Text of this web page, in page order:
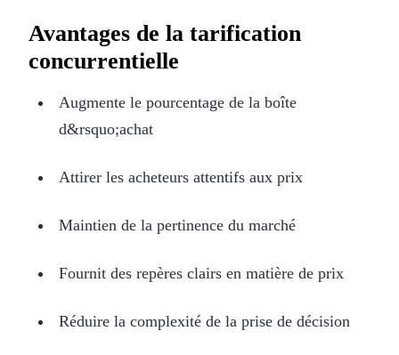
Avantages de la tarification
concurrentielle
Augmente le pourcentage de la boîte
d&rsquo;achat
Attirer les acheteurs attentifs aux prix
Maintien de la pertinence du marché
Fournit des repères clairs en matière de prix
Réduire la complexité de la prise de décision